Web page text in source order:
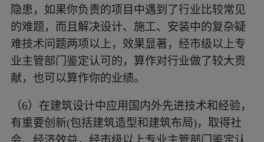
隐患，如果你负责的项目中遇到了行业比较常见
的难题，而且解决设计、施工、安装中的复杂疑
难技术问题两项以上，效果显著，经市级以上专
业主管部门鉴定认可的，算作对行业做了较大贡
献，也可以算作你的业绩。
（6）在建筑设计中应用国内外先进技术和经验，
有重要创新(包括建筑造型和建筑布局)，取得社